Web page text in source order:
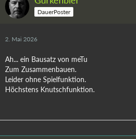
DauerPoster
2. Mai 2026
Ah... ein Bausatz von meTu
Zum Zusammenbauen.
Leider ohne Spielfunktion.
Höchstens Knutschfunktion.